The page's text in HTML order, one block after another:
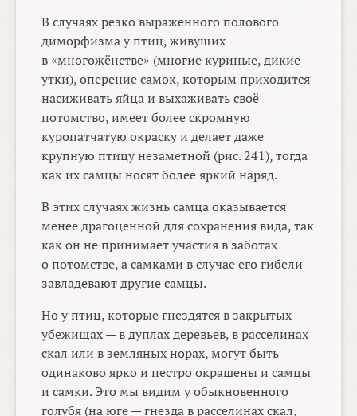
В случаях резко выраженного полового
диморфизма у птиц, живущих
в «многожёнстве» (многие куриные, дикие
утки), оперение самок, которым приходится
насиживать яйца и выхаживать своё
потомство, имеет более скромную
куропатчатую окраску и делает даже
крупную птицу незаметной (рис. 241), тогда
как их самцы носят более яркий наряд.
В этих случаях жизнь самца оказывается
менее драгоценной для сохранения вида, так
как он не принимает участия в заботах
о потомстве, а самками в случае его гибели
завладевают другие самцы.
Но у птиц, которые гнездятся в закрытых
убежищах — в дуплах деревьев, в расселинах
скал или в земляных норах, могут быть
одинаково ярко и пестро окрашены и самцы
и самки. Это мы видим у обыкновенного
голубя (на юге — гнезда в расселинах скал,